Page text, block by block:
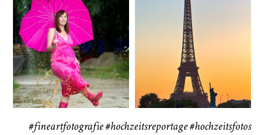
Babybauch
37
Reise
41
#fineartfotografie #hochzeitsreportage #hochzeitsfotos